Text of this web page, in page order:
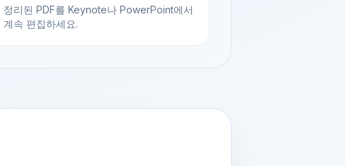
정리된 PDF를 Keynote나 PowerPoint에서
계속 편집하세요.